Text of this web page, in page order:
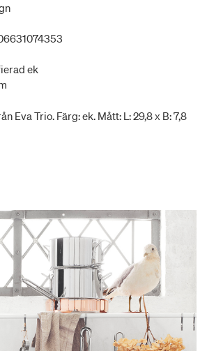
ek
Eva Trio. Färg: ek. Mått: L: 29,8 x B: 7,8